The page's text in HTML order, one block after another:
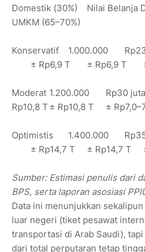
Domestik (30%)
Nilai Belanja
UMKM (65–70%)
Konservatif 1.000.000
± Rp6,9 T
± Rp6,9 T
Moderat 1.200.000 Rp30 juta
Rp10,8 T ± Rp10,8 T ±
Optimistis 1.400.000
± Rp14,7 T
± Rp14,7 T
Sumber: Estimasi penulis dari
BPS, serta laporan asosiasi
Data ini menunjukkan
luar negeri (tiket pesawat
transportasi di Arab Saudi),
dari total perputaran tetap